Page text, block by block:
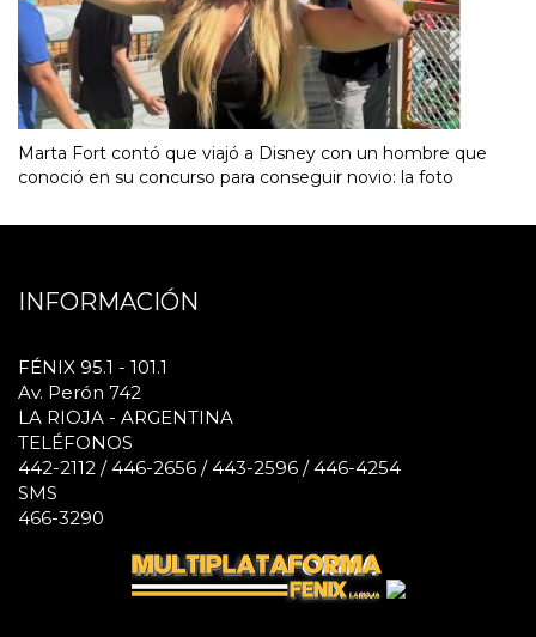
Marta Fort contó que viajó a Disney con un hombre que
conoció en su concurso para conseguir novio: la foto
INFORMACIÓN
FÉNIX 95.1 - 101.1
Av. Perón 742
LA RIOJA - ARGENTINA
TELÉFONOS
442-2112 / 446-2656 / 443-2596 / 446-4254
SMS
466-3290